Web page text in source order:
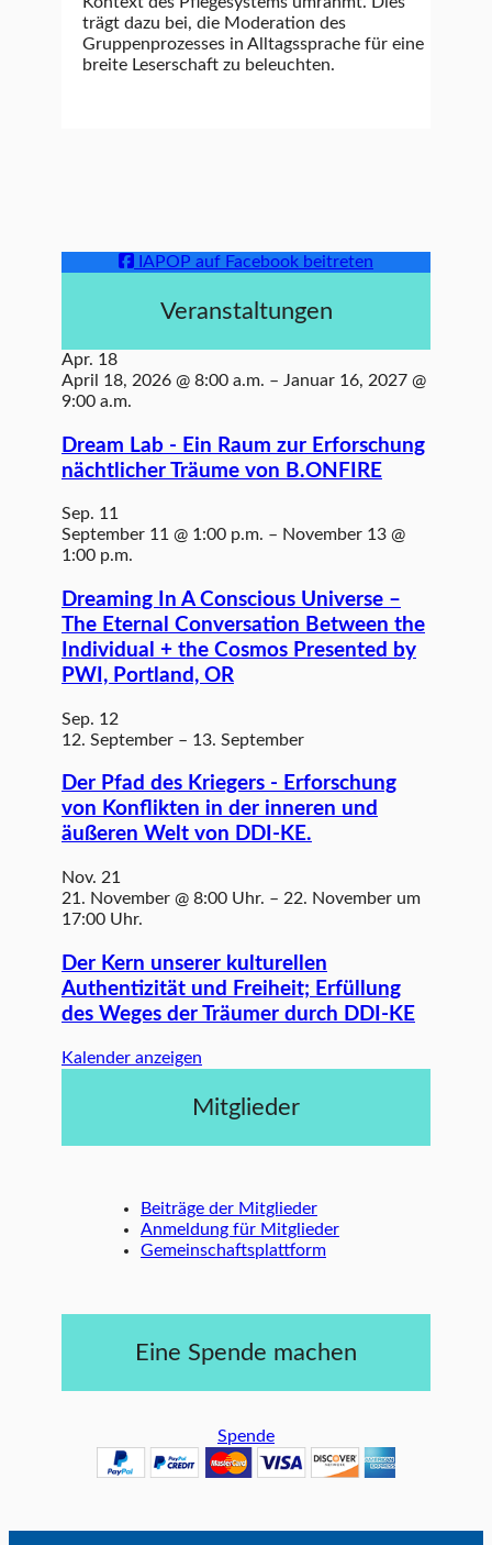
trägt dazu bei, die Moderation des
Gruppenprozesses in Alltagssprache für eine
breite Leserschaft zu beleuchten.
IAPOP auf Facebook beitreten
Veranstaltungen
Apr. 18
April 18, 2026 @ 8:00 a.m. – Januar 16, 2027 @
9:00 a.m.
Dream Lab - Ein Raum zur Erforschung
nächtlicher Träume von B.ONFIRE
Sep. 11
September 11 @ 1:00 p.m. – November 13 @
1:00 p.m.
Dreaming In A Conscious Universe –
The Eternal Conversation Between the
Individual + the Cosmos Presented by
PWI, Portland, OR
Sep. 12
12. September – 13. September
Der Pfad des Kriegers - Erforschung
von Konflikten in der inneren und
äußeren Welt von DDI-KE.
Nov. 21
21. November @ 8:00 Uhr. – 22. November um
17:00 Uhr.
Der Kern unserer kulturellen
Authentizität und Freiheit; Erfüllung
des Weges der Träumer durch DDI-KE
Kalender anzeigen
Mitglieder
Beiträge der Mitglieder
Anmeldung für Mitglieder
Gemeinschaftsplattform
Eine Spende machen
Spende